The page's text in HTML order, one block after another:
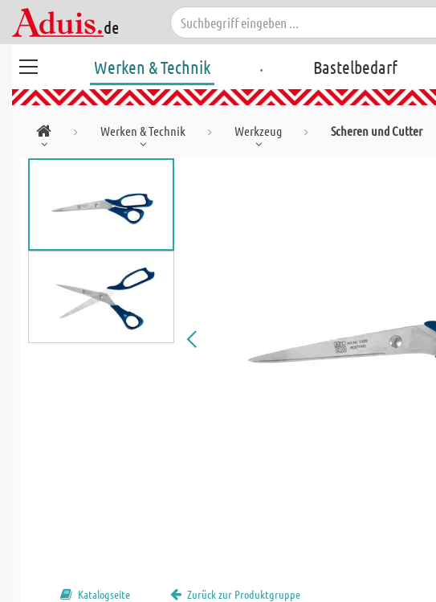
Werken & Technik . Bastelbedarf
Werken & Technik Werkzeug Scheren und Cutter
Katalogseite Zurück zur Produktgruppe